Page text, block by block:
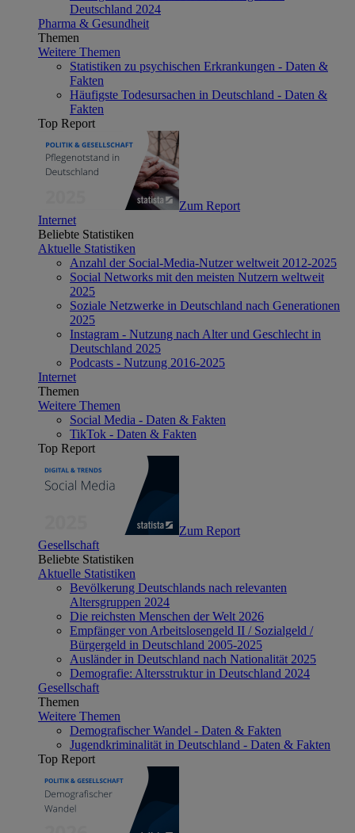
Deutschland 2024
Pharma & Gesundheit
Themen
Weitere Themen
Statistiken zu psychischen Erkrankungen - Daten &
Fakten
Häufigste Todesursachen in Deutschland - Daten &
Fakten
Top Report
Zum Report
Internet
Beliebte Statistiken
Aktuelle Statistiken
Anzahl der Social-Media-Nutzer weltweit 2012-2025
Social Networks mit den meisten Nutzern weltweit
2025
Soziale Netzwerke in Deutschland nach Generationen
2025
Instagram - Nutzung nach Alter und Geschlecht in
Deutschland 2025
Podcasts - Nutzung 2016-2025
Internet
Themen
Weitere Themen
Social Media - Daten & Fakten
TikTok - Daten & Fakten
Top Report
Zum Report
Gesellschaft
Beliebte Statistiken
Aktuelle Statistiken
Bevölkerung Deutschlands nach relevanten
Altersgruppen 2024
Die reichsten Menschen der Welt 2026
Empfänger von Arbeitslosengeld II / Sozialgeld /
Bürgergeld in Deutschland 2005-2025
Ausländer in Deutschland nach Nationalität 2025
Demografie: Altersstruktur in Deutschland 2024
Gesellschaft
Themen
Weitere Themen
Demografischer Wandel - Daten & Fakten
Jugendkriminalität in Deutschland - Daten & Fakten
Top Report